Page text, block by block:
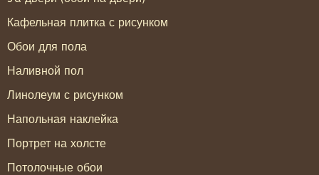
Кафельная плитка с рисунком
Обои для пола
Наливной пол
Линолеум с рисунком
Напольная наклейка
Портрет на холсте
Потолочные обои